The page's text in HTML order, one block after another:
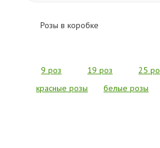
Розы в коробке
9 роз 19 роз 25
красные розы
белые розы